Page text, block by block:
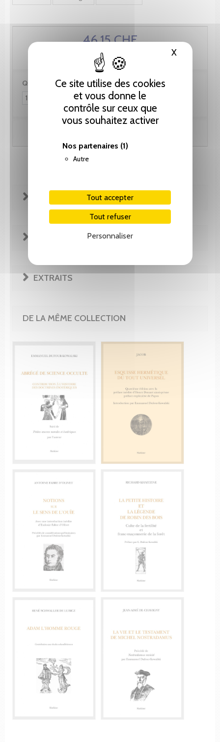
Ce site utilise des cookies
et vous donne le
contrôle sur ceux que
vous souhaitez activer
Nos partenaires (1)
Autre
Tout accepter
Tout refuser
Personnaliser
XMasquer
46.15 CHF
Quantité :
FICHE TECHNIQUE
REVUE DE PRESSE
EXTRAITS
DE LA MÊME COLLECTION